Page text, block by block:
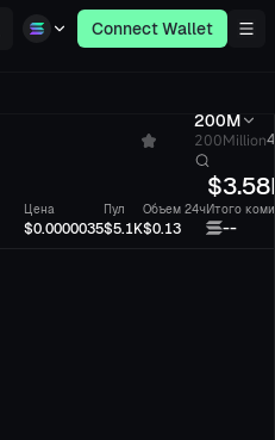
Connect Wallet
200M
200Million
$
Цена
$0.0000035
Пул
$5.1K
Объем 24ч
$0.13
Итого
--